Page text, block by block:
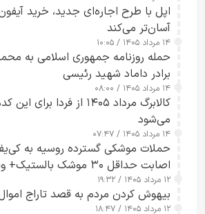
اپل با طرح اجاره‌ای جدید، خرید
آسان‌تر می‌کند
۱۴ مرداد ۱۴۰۵ / ۱۰:۰۵
حمله روزنامه جمهوری اسلامی به
برادر داماد شهید رئیسی
۱۴ مرداد ۱۴۰۵ / ۰۸:۰۰
کالابرگ مرداد ۱۴۰۵ از فردا
می‌شود
۱۴ مرداد ۱۴۰۵ / ۰۷:۴۷
حملات موشکی گسترده روسیه به
اصابت حداقل ۳۰ موشک بالستیک+ ویدیو
۱۲ مرداد ۱۴۰۵ / ۱۹:۳۲
بیهوش کردن مردم به قصد تاراج
۱۲ مرداد ۱۴۰۵ / ۱۸:۴۷